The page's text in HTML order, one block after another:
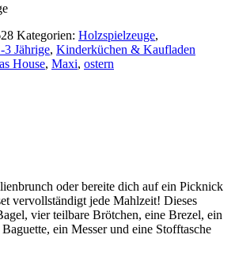
Kategorien: Holzspielzeuge,
3 Jährige, Kinderküchen & Kaufladen
House, Maxi, ostern
oder bereite dich auf ein Picknick
vervollständigt jede Mahlzeit! Dieses
vier teilbare Brötchen, eine Brezel, ein
ein Messer und eine Stofftasche